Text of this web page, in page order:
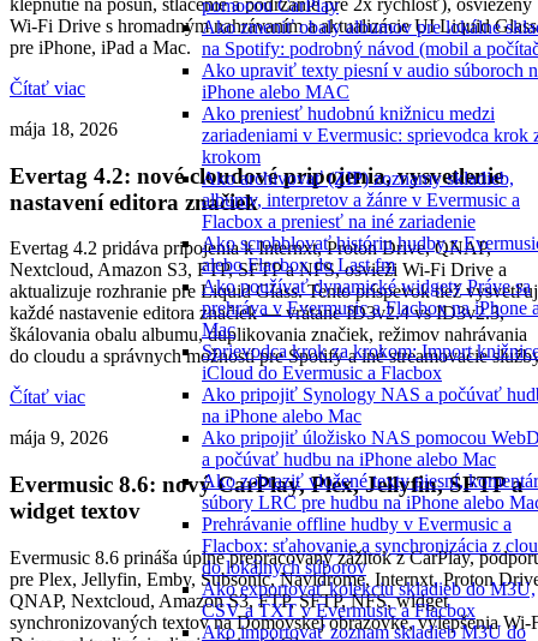
pomocou CarPlay
Ako zmeniť obaly albumov pre lokálne
na Spotify: podrobný návod (mobil a
Ako upraviť texty piesní v audio súboroch
iPhone alebo MAC
Ako preniesť hudobnú knižnicu medzi
zariadeniami v Evermusic: sprievodca krok
krokom
Ako archivovať (ZIP) zoznamy skladieb,
albumy, interpretov a žánre v Evermusic a
Flacbox a preniesť na iné zariadenie
Ako scrobblovať históriu hudby z
alebo Flacbox do Last.fm
Ako používať dynamické widgety Práve sa
prehráva v Evermusic a Flacbox na iPhone
Mac
Sprievodca krok za krokom: Import
iCloud do Evermusic a Flacbox
Ako pripojiť Synology NAS a počúvať
na iPhone alebo Mac
Ako pripojiť úložisko NAS pomocou
a počúvať hudbu na iPhone alebo Mac
Ako zobraziť vložené texty piesní,
súbory LRC pre hudbu na iPhone alebo
Prehrávanie offline hudby v Evermusic a
Flacbox: sťahovanie a synchronizácia z
do lokálnych súborov
Ako exportovať kolekciu skladieb do M3U,
CSV a TXT v Evermusic a Flacbox
Ako importovať zoznam skladieb M3U do
Wi-Fi Drive s hromadným nahrávaním a aktualizácie UI Liquid Glass
pre iPhone, iPad a Mac.
Čítať viac
mája 18, 2026
Evertag 4.2: nové cloudové pripojenia, vysvetlenie
nastavení editora značiek
Evertag 4.2 pridáva pripojenia k Internxt, Proton Drive, QNAP,
Nextcloud, Amazon S3, FTP, SFTP a NFS, osvieži Wi-Fi Drive a
aktualizuje rozhranie pre Liquid Glass. Tento príspevok tiež
každé nastavenie editora značiek — vrátane ID3v2.4 vs ID3v2.3,
škálovania obalu albumu, duplikovania značiek, režimov nahrávania
do cloudu a správnych možností pre Spotify a iné streamovacie
Čítať viac
mája 9, 2026
Evermusic 8.6: nový CarPlay, Plex, Jellyfin, SFTP a
widget textov
Evermusic 8.6 prináša úplne prepracovaný zážitok z CarPlay,
pre Plex, Jellyfin, Emby, Subsonic, Navidrome, Internxt, Proton
QNAP, Nextcloud, Amazon S3, FTP, SFTP, NFS, widget
synchronizovaných textov na Domovskej obrazovke, vylepšenia Wi-